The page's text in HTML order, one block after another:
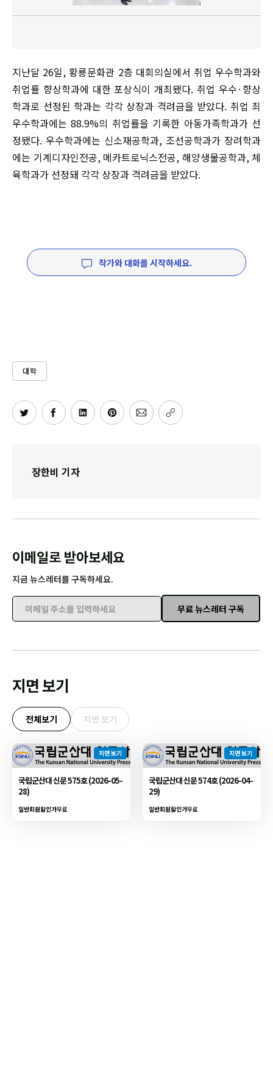
지난달 26일, 황룡문화관 2층 대회의실에서 취업 우수학과와
취업률 향상학과에 대한 포상식이 개최됐다. 취업 우수·향상
학과로 선정된 학과는 각각 상장과 격려금을 받았다. 취업 최
우수학과에는 88.9%의 취업률을 기록한 아동가족학과가 선
정됐다. 우수학과에는 신소재공학과, 조선공학과가 장려학과
에는 기계디자인전공, 메카트로닉스전공, 해양생물공학과, 체
육학과가 선정돼 각각 상장과 격려금을 받았다.
작가와 대화를 시작하세요.
대학
장한비 기자
이메일로 받아보세요
지금 뉴스레터를 구독하세요.
이메일 주소를 입력하세요
무료 뉴스레터 구독
지면 보기
전체보기 지면 보기
지면 보기
국립군산대 신문 575호 (2026-05-
28)
일반회원할인가무료
지면 보기
국립군산대 신문 574호 (2026-04-
29)
일반회원할인가무료